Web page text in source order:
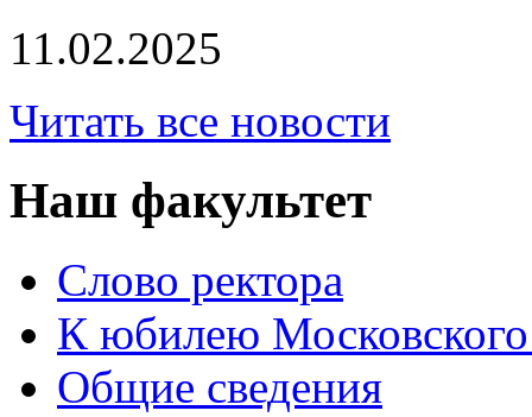
11.02.2025
Читать все новости
Наш факультет
Слово ректора
К юбилею Московского
Общие сведения